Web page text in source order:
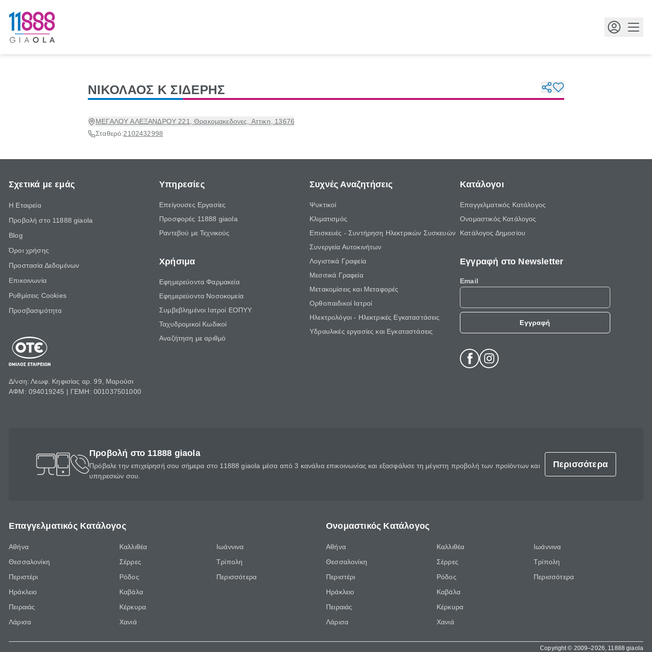
ΝΙΚΟΛΑΟΣ Κ ΣΙΔΕΡΗΣ
ΜΕΓΑΛΟΥ ΑΛΕΞΑΝΔΡΟΥ 221, Θρακομακεδονες, Αττικη, 13676
Σταθερό:2102432998
Σχετικά με εμάς
Η Εταιρεία
Προβολή στο 11888 giaola
Blog
Όροι χρήσης
Προστασία Δεδομένων
Επικοινωνία
Ρυθμίσεις Cookies
Προσβασιμότητα
Δ/νση: Λεωφ. Κηφισίας αρ. 99, Μαρούσι
ΑΦΜ: 094019245 | ΓΕΜΗ: 001037501000
Υπηρεσίες
Επείγουσες Εργασίες
Προσφορές 11888 giaola
Ραντεβού με Τεχνικούς
Χρήσιμα
Εφημερεύοντα Φαρμακεία
Εφημερεύοντα Νοσοκομεία
Συμβεβλημένοι Ιατροί ΕΟΠΥΥ
Ταχυδρομικοί Κωδικοί
Αναζήτηση με αριθμό
Συχνές Αναζητήσεις
Ψυκτικοί
Κλιματισμός
Επισκευές - Συντήρηση Ηλεκτρικών Συσκευών
Συνεργεία Αυτοκινήτων
Λογιστικά Γραφεία
Μεσιτικά Γραφεία
Μετακομίσεις και Μεταφορές
Ορθοπαιδικοί Ιατροί
Ηλεκτρολόγοι - Ηλεκτρικές Εγκαταστάσεις
Υδραυλικές εργασίες και Εγκαταστάσεις
Κατάλογοι
Επαγγελματικός Κατάλογος
Ονομαστικός Κατάλογος
Κατάλογος Δημοσίου
Εγγραφή στο Newsletter
Email
Εγγραφή
Προβολή στο 11888 giaola
Πρόβαλε την επιχείρησή σου σήμερα στο 11888 giaola μέσα από 3 κανάλια επικοινωνίας και εξασφάλισε τη μέγιστη προβολή των προϊόντων και
υπηρεσιών σου.
Περισσότερα
Επαγγελματικός Κατάλογος
Αθήνα
Θεσσαλονίκη
Περιστέρι
Ηράκλειο
Πειραιάς
Λάρισα
Καλλιθέα
Σέρρες
Ρόδος
Καβάλα
Κέρκυρα
Χανιά
Ιωάννινα
Τρίπολη
Περισσότερα
Ονομαστικός Κατάλογος
Αθήνα
Θεσσαλονίκη
Περιστέρι
Ηράκλειο
Πειραιάς
Λάρισα
Καλλιθέα
Σέρρες
Ρόδος
Καβάλα
Κέρκυρα
Χανιά
Ιωάννινα
Τρίπολη
Περισσότερα
Copyright © 2009–2026, 11888 giaola